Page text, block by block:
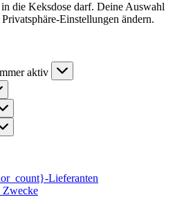
die Keksdose darf. Deine Auswahl
Einstellungen ändern.
aktiv
Lieferanten
Zwecke